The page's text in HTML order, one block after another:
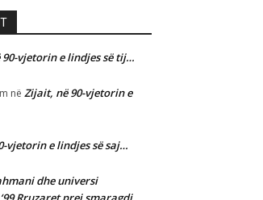
vjetorin e lindjes së tij…
në Zijait, në 90-vjetorin e
vjetorin e lindjes së saj…
dhe universi